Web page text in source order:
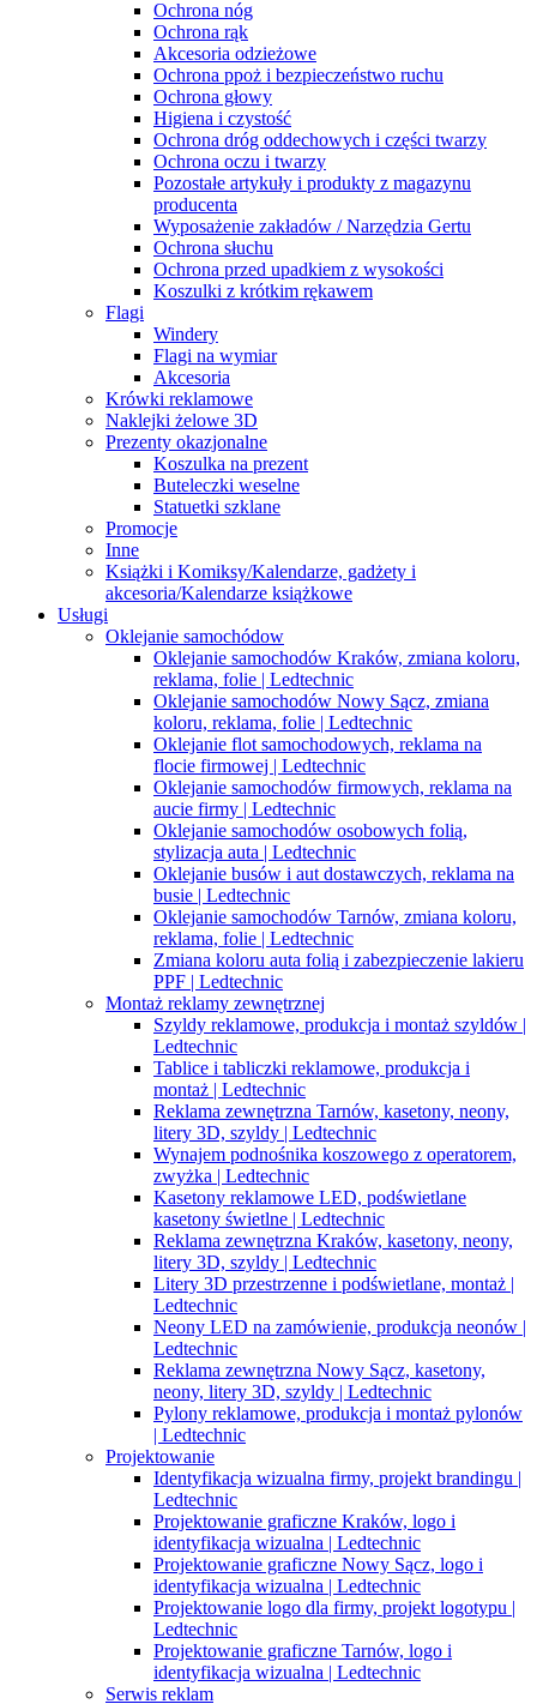
Ochrona nóg
Ochrona rąk
Akcesoria odzieżowe
Ochrona ppoż i bezpieczeństwo ruchu
Ochrona głowy
Higiena i czystość
Ochrona dróg oddechowych i części twarzy
Ochrona oczu i twarzy
Pozostałe artykuły i produkty z magazynu
producenta
Wyposażenie zakładów / Narzędzia Gertu
Ochrona słuchu
Ochrona przed upadkiem z wysokości
Koszulki z krótkim rękawem
Flagi
Windery
Flagi na wymiar
Akcesoria
Krówki reklamowe
Naklejki żelowe 3D
Prezenty okazjonalne
Koszulka na prezent
Buteleczki weselne
Statuetki szklane
Promocje
Inne
Książki i Komiksy/Kalendarze, gadżety i
akcesoria/Kalendarze książkowe
Usługi
Oklejanie samochódow
Oklejanie samochodów Kraków, zmiana koloru,
reklama, folie | Ledtechnic
Oklejanie samochodów Nowy Sącz, zmiana
koloru, reklama, folie | Ledtechnic
Oklejanie flot samochodowych, reklama na
flocie firmowej | Ledtechnic
Oklejanie samochodów firmowych, reklama na
aucie firmy | Ledtechnic
Oklejanie samochodów osobowych folią,
stylizacja auta | Ledtechnic
Oklejanie busów i aut dostawczych, reklama na
busie | Ledtechnic
Oklejanie samochodów Tarnów, zmiana koloru,
reklama, folie | Ledtechnic
Zmiana koloru auta folią i zabezpieczenie lakieru
PPF | Ledtechnic
Montaż reklamy zewnętrznej
Szyldy reklamowe, produkcja i montaż szyldów |
Ledtechnic
Tablice i tabliczki reklamowe, produkcja i
montaż | Ledtechnic
Reklama zewnętrzna Tarnów, kasetony, neony,
litery 3D, szyldy | Ledtechnic
Wynajem podnośnika koszowego z operatorem,
zwyżka | Ledtechnic
Kasetony reklamowe LED, podświetlane
kasetony świetlne | Ledtechnic
Reklama zewnętrzna Kraków, kasetony, neony,
litery 3D, szyldy | Ledtechnic
Litery 3D przestrzenne i podświetlane, montaż |
Ledtechnic
Neony LED na zamówienie, produkcja neonów |
Ledtechnic
Reklama zewnętrzna Nowy Sącz, kasetony,
neony, litery 3D, szyldy | Ledtechnic
Pylony reklamowe, produkcja i montaż pylonów
| Ledtechnic
Projektowanie
Identyfikacja wizualna firmy, projekt brandingu |
Ledtechnic
Projektowanie graficzne Kraków, logo i
identyfikacja wizualna | Ledtechnic
Projektowanie graficzne Nowy Sącz, logo i
identyfikacja wizualna | Ledtechnic
Projektowanie logo dla firmy, projekt logotypu |
Ledtechnic
Projektowanie graficzne Tarnów, logo i
identyfikacja wizualna | Ledtechnic
Serwis reklam